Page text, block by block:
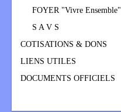
FOYER "Vivre Ensemble"
S A V S
COTISATIONS & DONS
LIENS UTILES
DOCUMENTS OFFICIELS